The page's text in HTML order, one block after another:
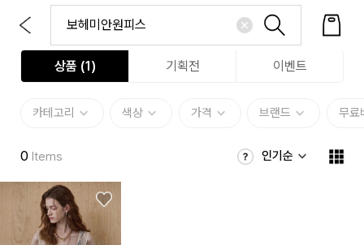
상품 (1 ) 기획전 이벤트
카테고리 색상 가격 브랜드 무료
0 Items 인기순